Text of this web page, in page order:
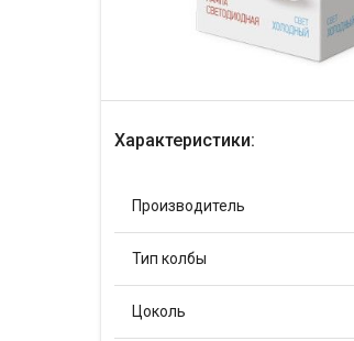
Характеристики:
Производитель
Тип колбы
Цоколь